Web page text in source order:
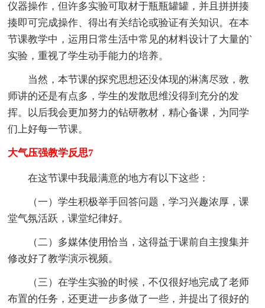
仪器操作，但许多实验可取材于瓶瓶罐罐，并且拼拼揍
揍即可完成操作、得出有关结论或验证有关知识。在本
节课教学中，运用日常生活中常见的材料设计了大量的`
实验，重视了学生动手能力的培养。
当然，本节课的探究思想还没体现的淋漓尽致，教
师讲的还是有点多，学生的发散思维没得到充分的发
挥。以后我会更加努力的钻研教材，精心备课，为同学
们上好每一节课。
大气压强教学反思7
在这节课中我最满意的地方有以下这些：
（一）学生积极举手回答问题，学习兴趣浓厚，课
堂气氛活跃，课堂纪律好。
（二）多媒体使用恰当，这得益于课前自主搜集并
修改好了教学演示视频。
（三）在学生实验的时候，不仅很好地完成了老师
布置的任务，还更进一步多做了一些，并提出了很好的